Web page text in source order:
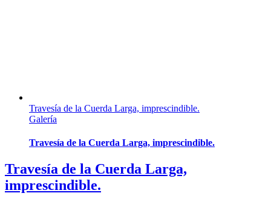
Travesía de la Cuerda Larga, imprescindible.
Galería
Travesía de la Cuerda Larga, imprescindible.
Travesía de la Cuerda Larga,
imprescindible.